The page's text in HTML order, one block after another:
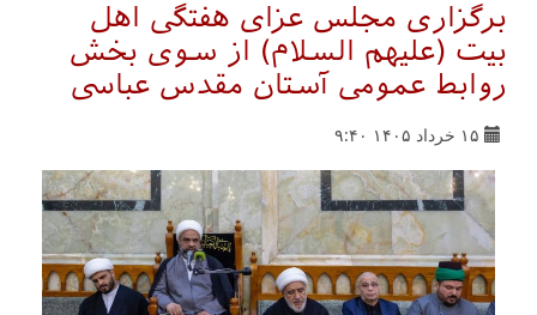
برگزاری مجلس عزای هفتگی اهل‌
بیت (علیهم السلام) از سوی بخش
روابط عمومی آستان مقدس عباسی
۱۵ خرداد ۱۴۰۵ ۹:۴۰